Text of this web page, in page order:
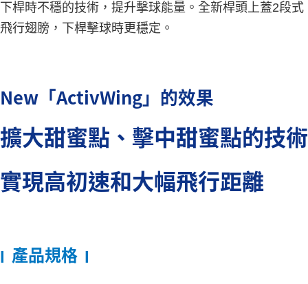
下桿時不穩的技術，提升擊球能量。全新桿頭上蓋2段式
飛行翅膀，下桿擊球時更穩定。
New「ActivWing」的效果
擴大甜蜜點、擊中甜蜜點的技術
實現高初速和大幅飛行距離
l 產品規格 l